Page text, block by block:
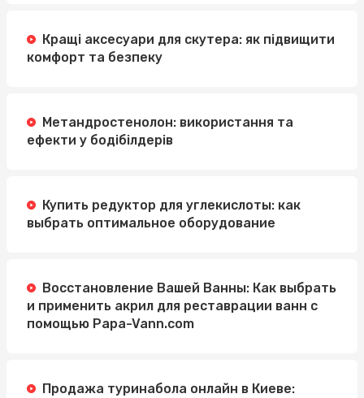
Кращі аксесуари для скутера: як підвищити
комфорт та безпеку
Метандростенолон: використання та
ефекти у бодібілдерів
Купить редуктор для углекислоты: как
выбрать оптимальное оборудование
Восстановление Вашей Ванны: Как выбрать
и применить акрил для реставрации ванн с
помощью Papa-Vann.com
Продажа туринабола онлайн в Киеве: